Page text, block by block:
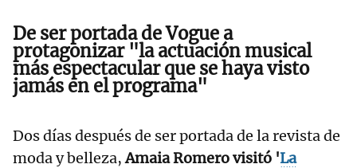
De ser portada de Vogue a
protagonizar "la actuación musical
más espectacular que se haya visto
jamás en el programa"
Dos días después de ser portada de la revista de
moda y belleza,Amaia Romero visitó 'La